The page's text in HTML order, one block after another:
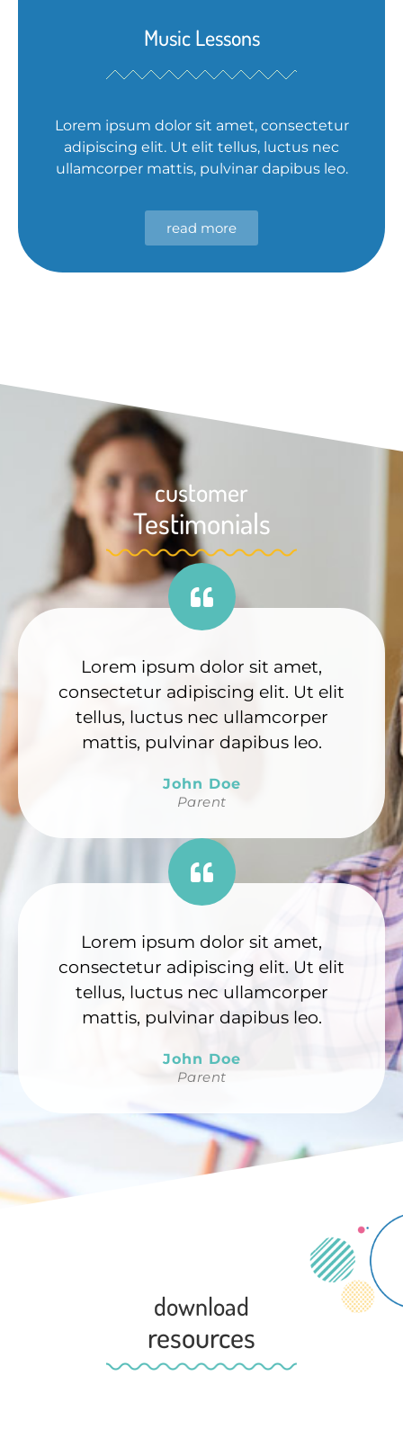
Music Lessons
Lorem ipsum dolor sit amet, consectetur
adipiscing elit. Ut elit tellus, luctus nec
ullamcorper mattis, pulvinar dapibus leo.
read more
customer
Testimonials
Lorem ipsum dolor sit amet,
consectetur adipiscing elit. Ut elit
tellus, luctus nec ullamcorper
mattis, pulvinar dapibus leo.
John Doe
Parent
Lorem ipsum dolor sit amet,
consectetur adipiscing elit. Ut elit
tellus, luctus nec ullamcorper
mattis, pulvinar dapibus leo.
John Doe
Parent
download
resources